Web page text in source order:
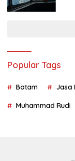
Popular Tags
Batam Jasa
Muhammad Rudi